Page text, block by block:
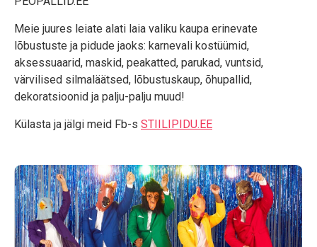
Meie juures leiate alati laia valiku kaupa erinevate
lõbustuste ja pidude jaoks: karnevali kostüümid,
aksessuaarid, maskid, peakatted, parukad, vuntsid,
värvilised silmaläätsed, lõbustuskaup, õhupallid,
dekoratsioonid ja palju-palju muud!
Külasta ja jälgi meid Fb-s STIILIPIDU.EE